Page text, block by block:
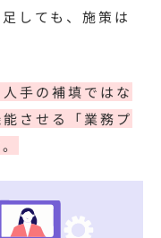
しても、施策は
手の補填ではな
させる「業務プ